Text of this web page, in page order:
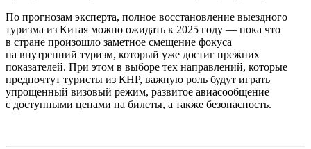
По прогнозам эксперта, полное восстановление выездного
туризма из Китая можно ожидать к 2025 году — пока что
в стране произошло заметное смещение фокуса
на внутренний туризм, который уже достиг прежних
показателей. При этом в выборе тех направлений, которые
предпочтут туристы из КНР, важную роль будут играть
упрощенный визовый режим, развитое авиасообщение
с доступными ценами на билеты, а также безопасность.